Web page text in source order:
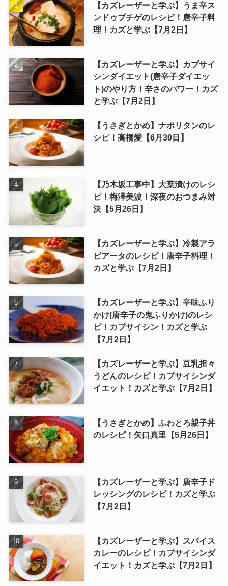
【カズレーザーと学ぶ】うま辛ス
ンドゥブチゲのレシピ！唐辛子料
理！カズと学ぶ【7月2日】
【カズレーザーと学ぶ】カプサイ
シンダイエット(唐辛子ダイエッ
ト)のやり方！辛さのパワー！カズ
と学ぶ【7月2日】
【うさぎとかめ】ナポリタンのレ
シピ！高橋愛【6月30日】
【乃木坂工事中】大葉漬けのレシ
ピ！梅澤美波！深夜のおつまみ対
決【5月26日】
【カズレーザーと学ぶ】冷製アラ
ビアータのレシピ！唐辛子料理！
カズと学ぶ【7月2日】
【カズレーザーと学ぶ】辛味ふり
かけ(唐辛子の鬼ふりかけ)のレシ
ピ！カプサイシン！カズと学ぶ
【7月2日】
【カズレーザーと学ぶ】豆乳担々
うどんのレシピ！カプサイシンダ
イエット！カズと学ぶ【7月2日】
【うさぎとかめ】ふわとろ親子丼
のレシピ！矢口真里【5月26日】
【カズレーザーと学ぶ】唐辛子ド
レッシングのレシピ！カズと学ぶ
【7月2日】
【カズレーザーと学ぶ】スパイス
カレーのレシピ！カプサイシンダ
イエット！カズと学ぶ【7月2日】